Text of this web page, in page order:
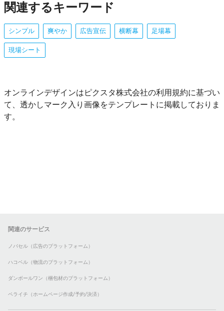
関連するキーワード
シンプル 爽やか 広告宣伝 横断幕 足場幕
現場シート
オンラインデザインはピクスタ株式会社の利用規約に基づい
て、透かしマーク入り画像をテンプレートに掲載しておりま
す。
関連のサービス
ノバセル（広告のプラットフォーム）
ハコベル（物流のプラットフォーム）
ダンボールワン（梱包材のプラットフォーム）
ペライチ（ホームページ作成/予約/決済）